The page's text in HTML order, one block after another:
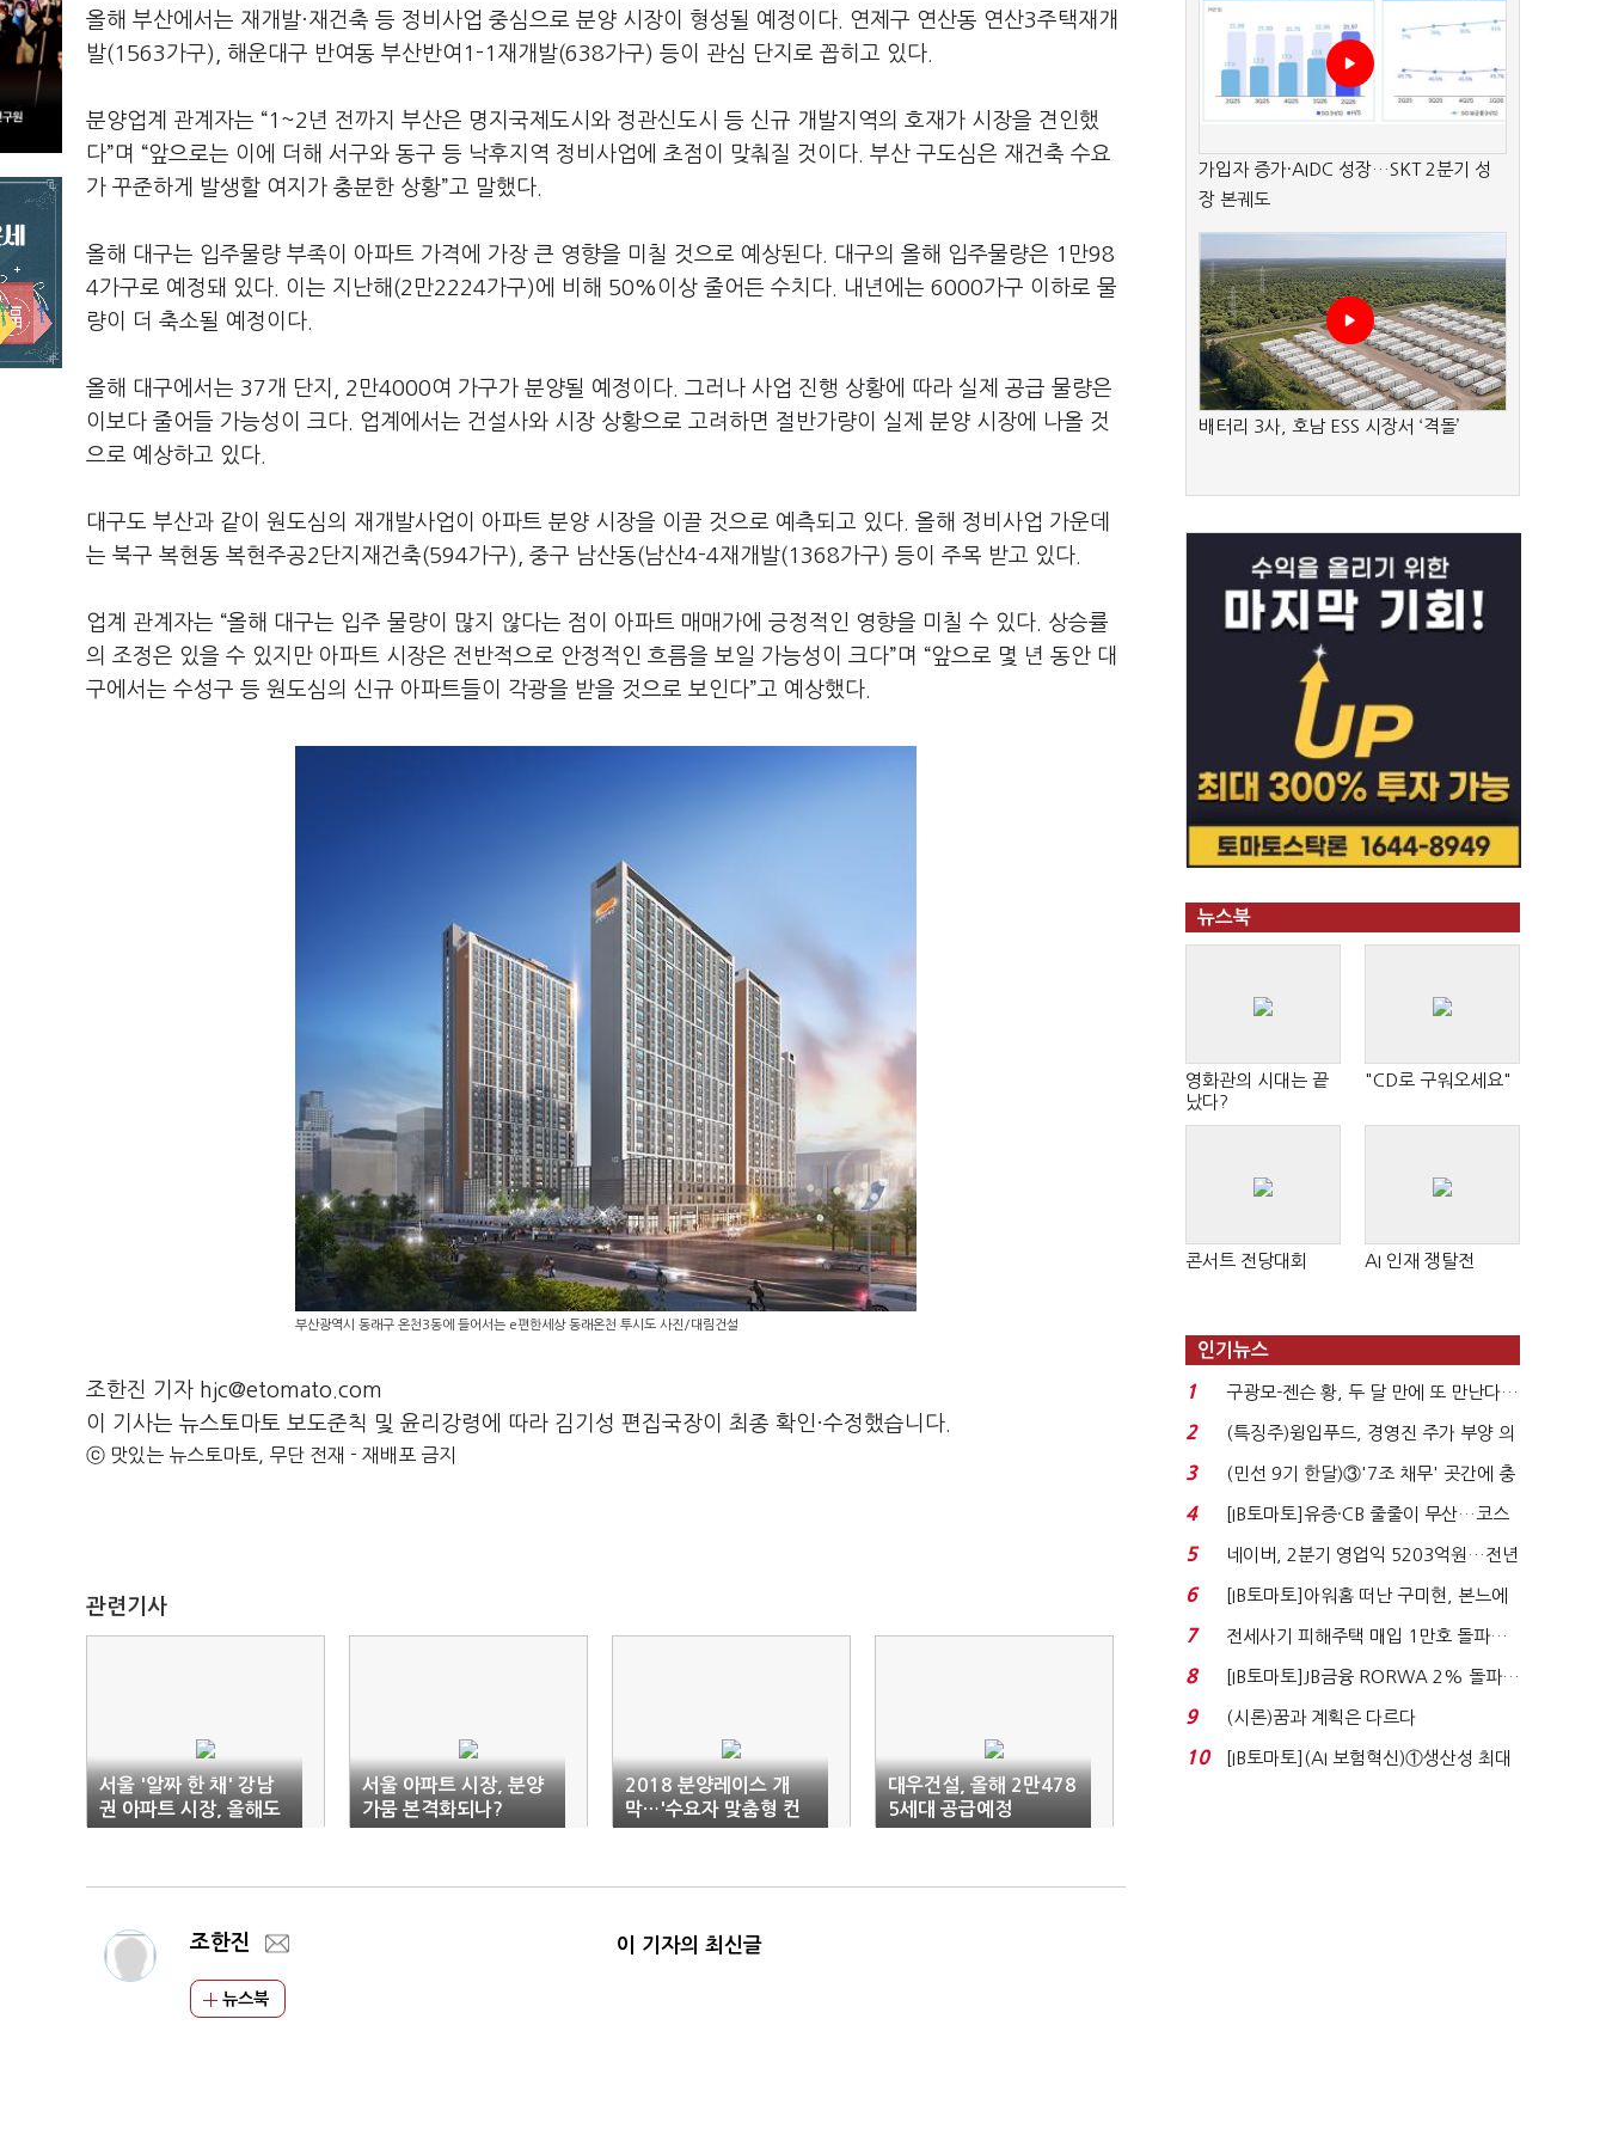
올해 부산에서는 재개발·재건축 등 정비사업 중심으로 분양 시장이 형성될 예정이다. 연제구 연산동 연산3주택재개
발(1563가구), 해운대구 반여동 부산반여1-1재개발(638가구) 등이 관심 단지로 꼽히고 있다.
분양업계 관계자는 “1~2년 전까지 부산은 명지국제도시와 정관신도시 등 신규 개발지역의 호재가 시장을 견인했
다”며 “앞으로는 이에 더해 서구와 동구 등 낙후지역 정비사업에 초점이 맞춰질 것이다. 부산 구도심은 재건축 수요
가 꾸준하게 발생할 여지가 충분한 상황”고 말했다.
올해 대구는 입주물량 부족이 아파트 가격에 가장 큰 영향을 미칠 것으로 예상된다. 대구의 올해 입주물량은 1만98
4가구로 예정돼 있다. 이는 지난해(2만2224가구)에 비해 50%이상 줄어든 수치다. 내년에는 6000가구 이하로 물
량이 더 축소될 예정이다.
올해 대구에서는 37개 단지, 2만4000여 가구가 분양될 예정이다. 그러나 사업 진행 상황에 따라 실제 공급 물량은
이보다 줄어들 가능성이 크다. 업계에서는 건설사와 시장 상황으로 고려하면 절반가량이 실제 분양 시장에 나올 것
으로 예상하고 있다.
대구도 부산과 같이 원도심의 재개발사업이 아파트 분양 시장을 이끌 것으로 예측되고 있다. 올해 정비사업 가운데
는 북구 복현동 복현주공2단지재건축(594가구), 중구 남산동(남산4-4재개발(1368가구) 등이 주목 받고 있다.
업계 관계자는 “올해 대구는 입주 물량이 많지 않다는 점이 아파트 매매가에 긍정적인 영향을 미칠 수 있다. 상승률
의 조정은 있을 수 있지만 아파트 시장은 전반적으로 안정적인 흐름을 보일 가능성이 크다”며 “앞으로 몇 년 동안 대
구에서는 수성구 등 원도심의 신규 아파트들이 각광을 받을 것으로 보인다”고 예상했다.
부산광역시 동래구 온천3동에 들어서는 e편한세상 동래온천 투시도 사진/대림건설
조한진 기자 hjc@etomato.com
이 기사는 뉴스토마토 보도준칙 및 윤리강령에 따라 김기성 편집국장이 최종 확인·수정했습니다.
ⓒ 맛있는 뉴스토마토, 무단 전재 - 재배포 금지
관련기사
서울 '알짜 한 채' 강남
권 아파트 시장, 올해도
우상향
서울 아파트 시장, 분양
가뭄 본격화되나?
2018 분양레이스 개
막…'수요자 맞춤형 컨
설팅’ 봇물
대우건설, 올해 2만478
5세대 공급예정
조한진
뉴스북
이 기자의 최신글
가입자 증가·AIDC 성장…SKT 2분기 성
장 본궤도
배터리 3사, 호남 ESS 시장서 ‘격돌’
뉴스북
영화관의 시대는 끝
났다?
"CD로 구워오세요"
콘서트 전당대회 AI 인재 쟁탈전
인기뉴스
1
구광모-젠슨 황, 두 달 만에 또 만난다…
로봇·AI 등 논...
2
(특징주)윙입푸드, 경영진 주가 부양 의
지에 상한가...
3
(민선 9기 한달)③'7조 채무' 곳간에 충
격…추미애, 20년...
4
[IB토마토]유증·CB 줄줄이 무산…코스
닥 벌점 급증에 ...
5
네이버, 2분기 영업익 5203억원…전년
비 0.2% 감소...
6
[IB토마토]아워홈 떠난 구미현, 본느에
340억 베팅…가...
7
전세사기 피해주택 매입 1만호 돌파…
누적 피해자 4만2...
8
[IB토마토]JB금융 RORWA 2% 돌파…
실적 견인은 은행 ...
9 (시론)꿈과 계획은 다르다
10
[IB토마토](AI 보험혁신)①생산성 최대